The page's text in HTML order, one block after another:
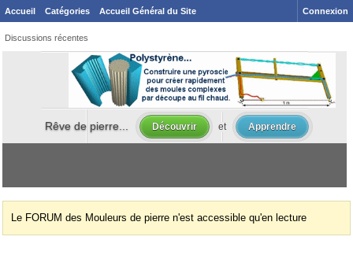
Accueil Catégories Accueil Général du Site Connexion
Discussions récentes
Le FORUM des Mouleurs de pierre n'est accessible qu'en lecture